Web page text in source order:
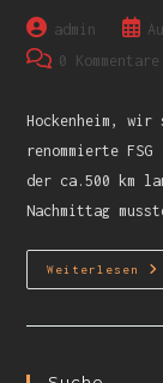
admin
0 Kommentare
Hockenheim,
renommierte
der ca.500 km
Nachmittag
Weiterlesen